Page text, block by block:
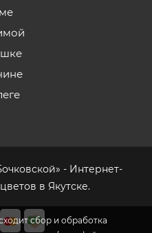
сбор и обработка
- Интернет-
в Якутске.